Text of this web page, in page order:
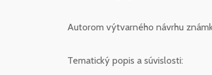
Autorom výtvarného návrhu
Tematický popis a súvislosti: